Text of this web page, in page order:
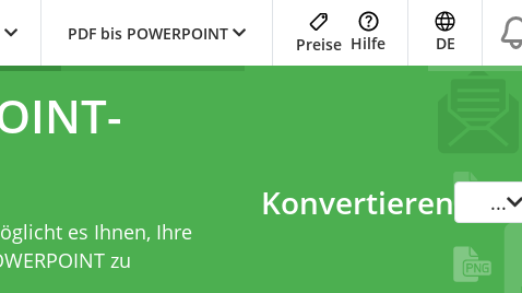
PDF bis POWERPOINT
Preise Hilfe DE
es Ihnen, Ihre
zu
Konvertieren ...